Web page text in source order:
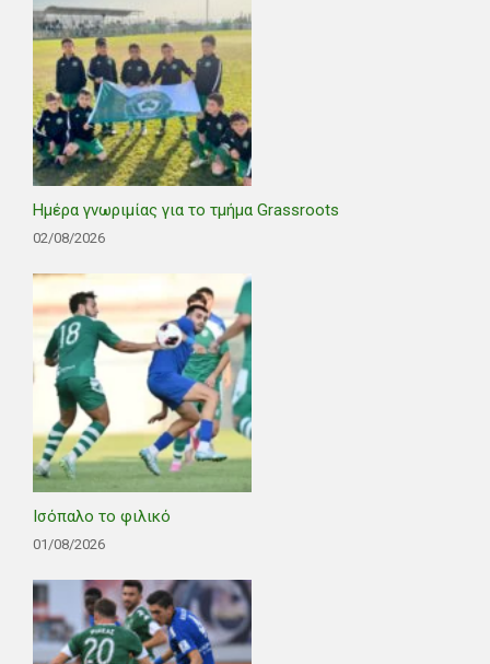
Ημέρα γνωριμίας για το τμήμα Grassroots
02/08/2026
Ισόπαλο το φιλικό
01/08/2026